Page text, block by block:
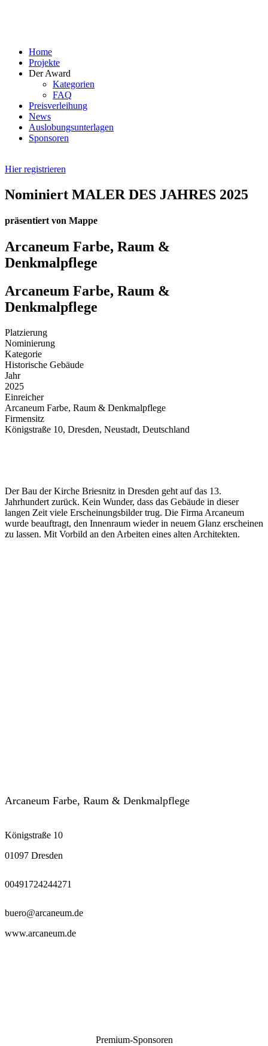
Home
Projekte
Der Award
Kategorien
FAQ
Preisverleihung
News
Auslobungsunterlagen
Sponsoren
Hier registrieren
Nominiert MALER DES JAHRES 2025
präsentiert von Mappe
Arcaneum Farbe, Raum &
Denkmalpflege
Arcaneum Farbe, Raum &
Denkmalpflege
Platzierung
Nominierung
Kategorie
Historische Gebäude
Jahr
2025
Einreicher
Arcaneum Farbe, Raum & Denkmalpflege
Firmensitz
Königstraße 10, Dresden, Neustadt, Deutschland
Der Bau der Kirche Briesnitz in Dresden geht auf das 13.
Jahrhundert zurück. Kein Wunder, dass das Gebäude in dieser
langen Zeit viele Erscheinungsbilder trug. Die Firma Arcaneum
wurde beauftragt, den Innenraum wieder in neuem Glanz erscheinen
zu lassen. Mit Vorbild an den Arbeiten eines alten Architekten.
Arcaneum Farbe, Raum & Denkmalpflege
Königstraße 10
01097 Dresden
00491724244271
buero@arcaneum.de
www.arcaneum.de
Premium-Sponsoren